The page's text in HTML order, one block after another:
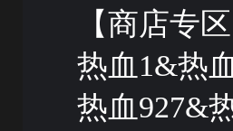
【商店专
热血1&热
热血927&